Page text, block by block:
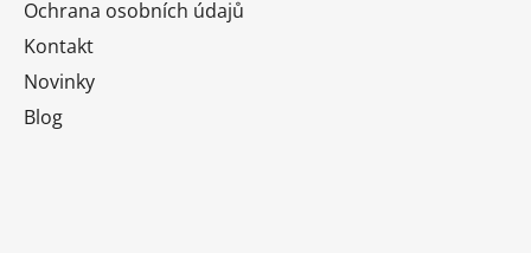
Ochrana osobních údajů
Kontakt
Novinky
Blog